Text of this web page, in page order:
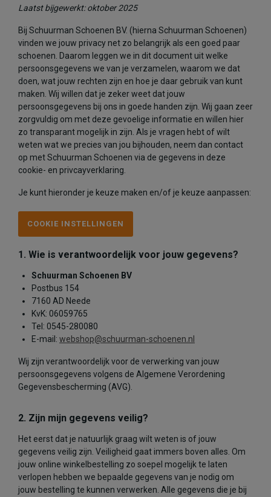
Laatst bijgewerkt: oktober 2025
Bij Schuurman Schoenen BV. (hierna Schuurman Schoenen)
vinden we jouw privacy net zo belangrijk als een goed paar
schoenen. Daarom leggen we in dit document uit welke
persoonsgegevens we van je verzamelen, waarom we dat
doen, wat jouw rechten zijn en hoe je daar gebruik van kunt
maken. Wij willen dat je zeker weet dat jouw
persoonsgegevens bij ons in goede handen zijn. Wij gaan zeer
zorgvuldig om met deze gevoelige informatie en willen hier
zo transparant mogelijk in zijn. Als je vragen hebt of wilt
weten wat we precies van jou bijhouden, neem dan contact
op met Schuurman Schoenen via de gegevens in deze
cookie- en privcayverklaring.
Je kunt hieronder je keuze maken en/of je keuze aanpassen:
COOKIE INSTELLINGEN
1. Wie is verantwoordelijk voor jouw gegevens?
Schuurman Schoenen BV
Postbus 154
7160 AD Neede
KvK: 06059765
Tel: 0545-280080
E-mail: webshop@schuurman-schoenen.nl
Wij zijn verantwoordelijk voor de verwerking van jouw
persoonsgegevens volgens de Algemene Verordening
Gegevensbescherming (AVG).
2. Zijn mijn gegevens veilig?
Het eerst dat je natuurlijk graag wilt weten is of jouw
gegevens veilig zijn. Veiligheid gaat immers boven alles. Om
jouw online winkelbestelling zo soepel mogelijk te laten
verlopen hebben we bepaalde gegevens van je nodig om
jouw bestelling te kunnen verwerken. Alle gegevens die je bij